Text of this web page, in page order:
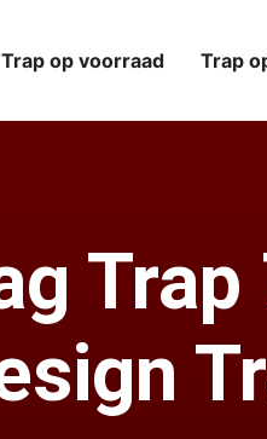
Trap op voorraad Trap